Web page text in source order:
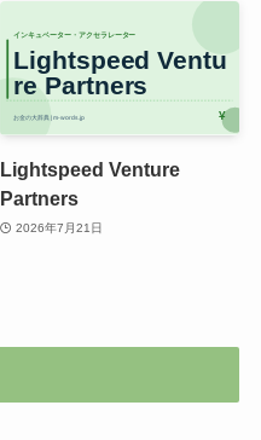
Lightspeed Venture
Partners
2026年7月21日